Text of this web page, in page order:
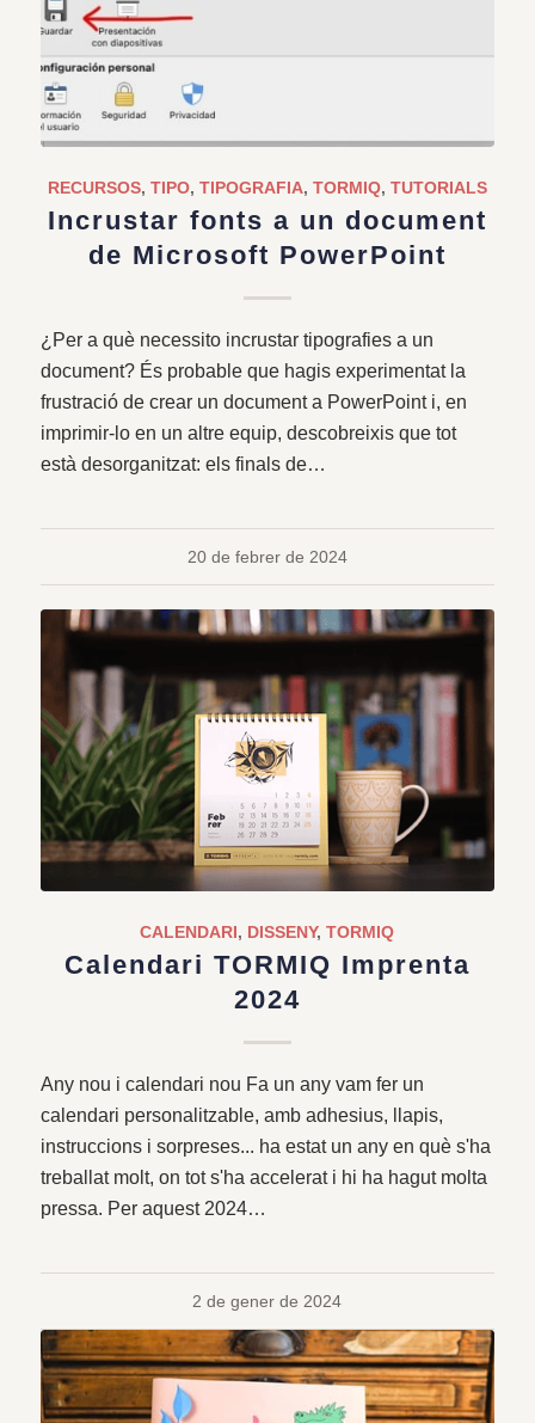
RECURSOS, TIPO, TIPOGRAFIA, TORMIQ, TUTORIALS
Incrustar fonts a un document
de Microsoft PowerPoint
¿Per a què necessito incrustar tipografies a un
document? És probable que hagis experimentat la
frustració de crear un document a PowerPoint i, en
imprimir-lo en un altre equip, descobreixis que tot
està desorganitzat: els finals de…
20 de febrer de 2024
CALENDARI, DISSENY,TORMIQ
Calendari TORMIQ Imprenta
2024
Any nou i calendari nou Fa un any vam fer un
calendari personalitzable, amb adhesius, llapis,
instruccions i sorpreses... ha estat un any en què s'ha
treballat molt, on tot s'ha accelerat i hi ha hagut molta
pressa. Per aquest 2024…
2 de gener de 2024